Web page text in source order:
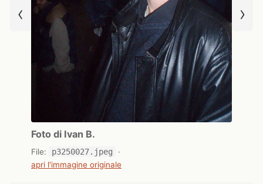
‹
Foto di Ivan B.
File: p3250027.jpeg
·
apri l'immagine originale
›